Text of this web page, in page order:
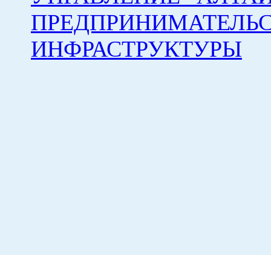
ИНФРАСТРУКТУРЫ